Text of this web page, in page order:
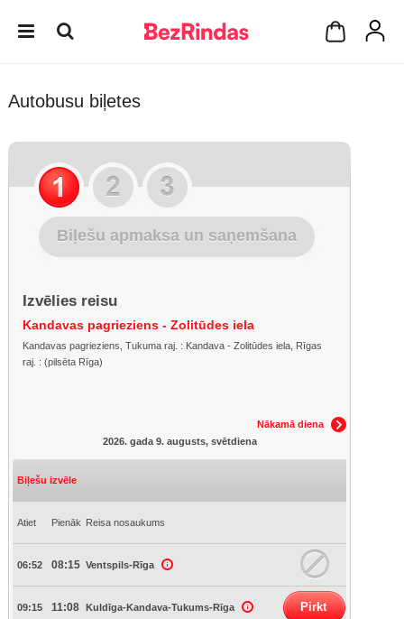
Autobusu biļetes
Biļešu apmaksa un saņemšana
Izvēlies reisu
Kandavas pagrieziens - Zolitūdes iela
Kandavas pagrieziens, Tukuma raj. : Kandava - Zolitūdes iela, Rīgas
raj. : (pilsēta Rīga)
Nākamā diena
2026. gada 9. augusts, svētdiena
Biļešu izvēle
Atiet Pienāk Reisa nosaukums
06:52 08:15 Ventspils-Rīga
09:15 11:08 Kuldīga-Kandava-Tukums-Rīga Pirkt